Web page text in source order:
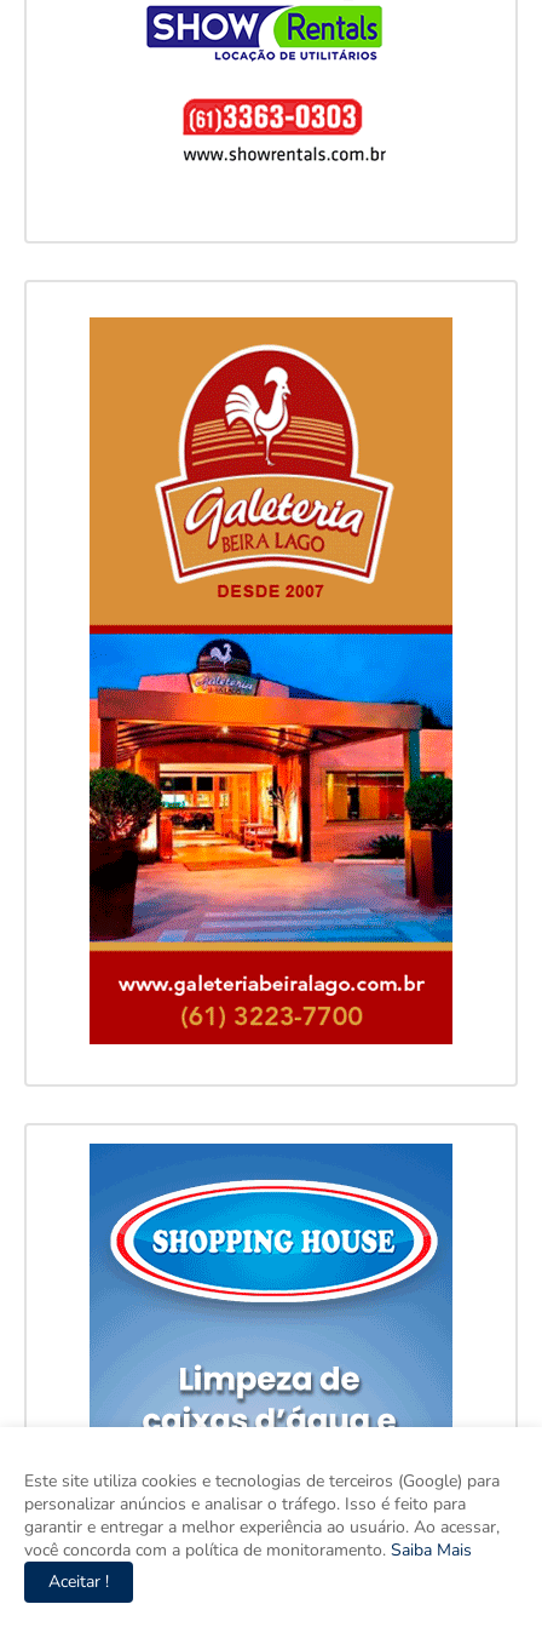
Este site utiliza cookies e tecnologias de terceiros (Google) para
personalizar anúncios e analisar o tráfego. Isso é feito para
garantir e entregar a melhor experiência ao usuário. Ao acessar,
você concorda com a política de monitoramento. Saiba Mais
Aceitar !